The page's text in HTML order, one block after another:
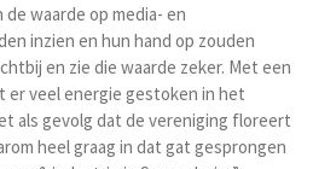
waarde op media- en
inzien en hun hand op zouden
en zie die waarde zeker. Met een
er veel energie gestoken in het
als gevolg dat de vereniging floreert
heel graag in dat gat gesprongen